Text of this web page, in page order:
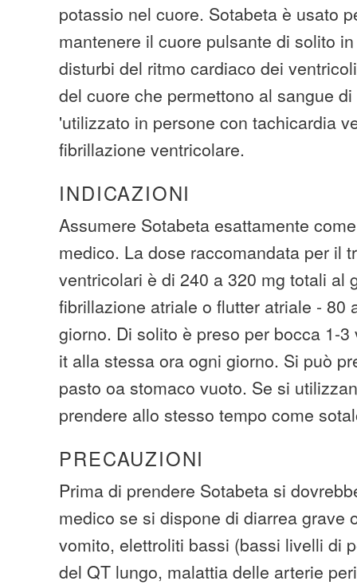
potassio nel cuore. Sotabeta è usato
mantenere il cuore pulsante di solito
disturbi del ritmo cardiaco dei
del cuore che permettono al sangue
'utilizzato in persone con tachicardia
fibrillazione ventricolare.
INDICAZIONI
Assumere Sotabeta esattamente
medico. La dose raccomandata per il
ventricolari è di 240 a 320 mg totali al
fibrillazione atriale o flutter atriale - 80
giorno. Di solito è preso per bocca 1-
it alla stessa ora ogni giorno. Si può
pasto oa stomaco vuoto. Se si
prendere allo stesso tempo come
PRECAUZIONI
Prima di prendere Sotabeta si
medico se si dispone di diarrea grave
vomito, elettroliti bassi (bassi livelli di
del QT lungo, malattia delle arterie